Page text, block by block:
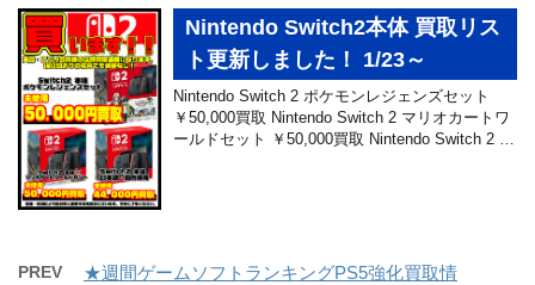
Nintendo Switch2本体 買取リス
ト更新しました！ 1/23～
Nintendo Switch 2 ポケモンレジェンズセット
￥50,000買取 Nintendo Switch 2 マリオカートワ
ールドセット ￥50,000買取 Nintendo Switch 2 …
PREV
★週間ゲームソフトランキングPS5強化買取情